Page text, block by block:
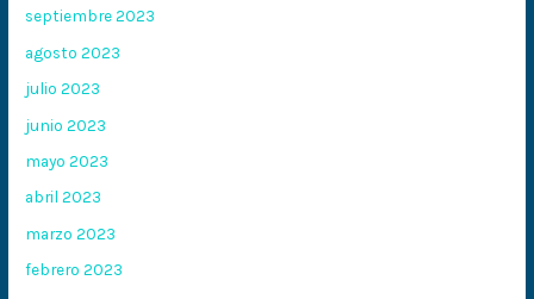
septiembre 2023
agosto 2023
julio 2023
junio 2023
mayo 2023
abril 2023
marzo 2023
febrero 2023